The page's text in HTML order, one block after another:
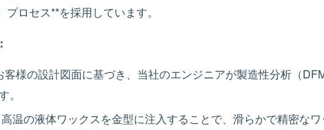
ロセス**を採用しています。
客様の設計図面に基づき、当社のエンジニアが製造性分析（
高温の液体ワックスを金型に注入することで、滑らかで精密な